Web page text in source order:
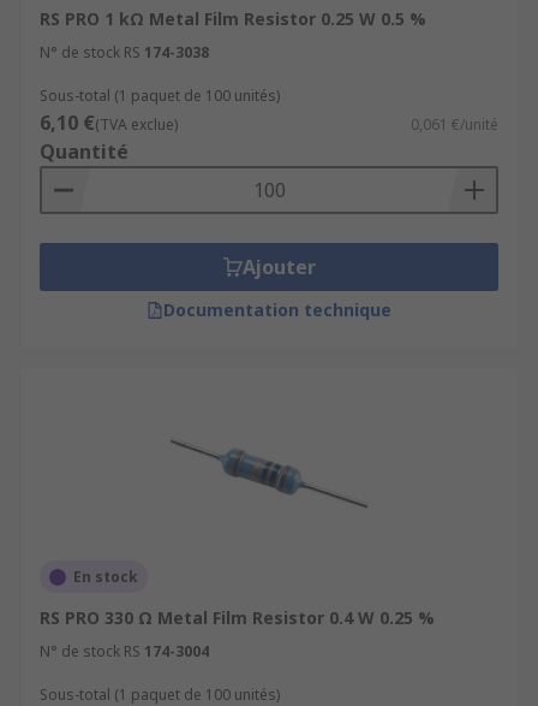
where no soldering is required.
Types of through hole resistors
The most common types of through hole
resistors are wire wound and axial components:
Axial packages have flat profiles and
cylindrical or box-shaped formats with leads
on both ends. They are used for short
distance applications.
RS PRO 1 kΩ Metal Film Resistor 0.25 W 0.5 %
N° de stock RS 174-3038
Sous-total (1 paquet de 100 unités)
6,10 €(TVA exclue) 0,061 €/unité
Quantité
Ajouter
Documentation technique
En stock
RS PRO 330 Ω Metal Film Resistor 0.4 W 0.25 %
N° de stock RS 174-3004
Sous-total (1 paquet de 100 unités)